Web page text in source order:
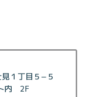
１丁目５−５
内 2F